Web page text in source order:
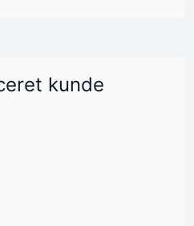
kunde